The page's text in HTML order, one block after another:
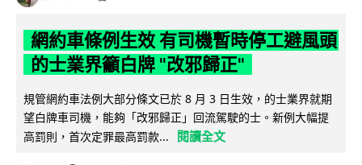
網約車條例生效 有司機暫時停工避風頭
的士業界籲白牌 "改邪歸正"
規管網約車法例大部分條文已於 8 月 3 日生效，的士業界就期
望白牌車司機，能夠「改邪歸正」回流駕駛的士。新例大幅提
高罰則，首次定罪最高罰款...
閱讀全文